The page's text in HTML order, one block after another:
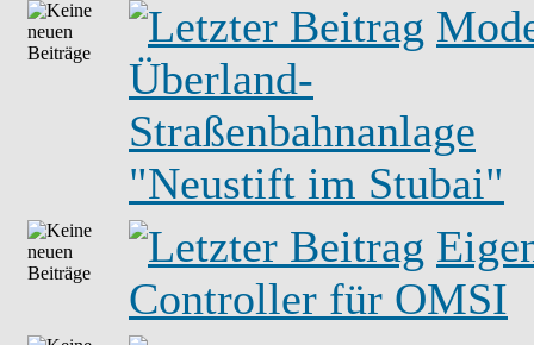
Überland-
Straßenbahnanlage
"Neustift im Stubai"
Controller für OMSI